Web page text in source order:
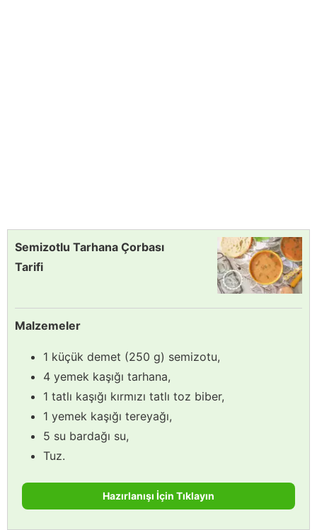
Semizotlu Tarhana Çorbası
Tarifi
Malzemeler
1 küçük demet (250 g) semizotu,
4 yemek kaşığı tarhana,
1 tatlı kaşığı kırmızı tatlı toz biber,
1 yemek kaşığı tereyağı,
5 su bardağı su,
Tuz.
Hazırlanışı İçin Tıklayın